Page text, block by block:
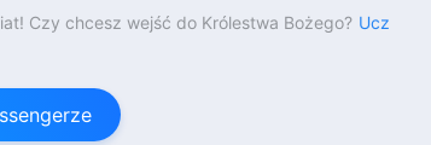
Czy chcesz wejść do Królestwa Bożego? Ucz